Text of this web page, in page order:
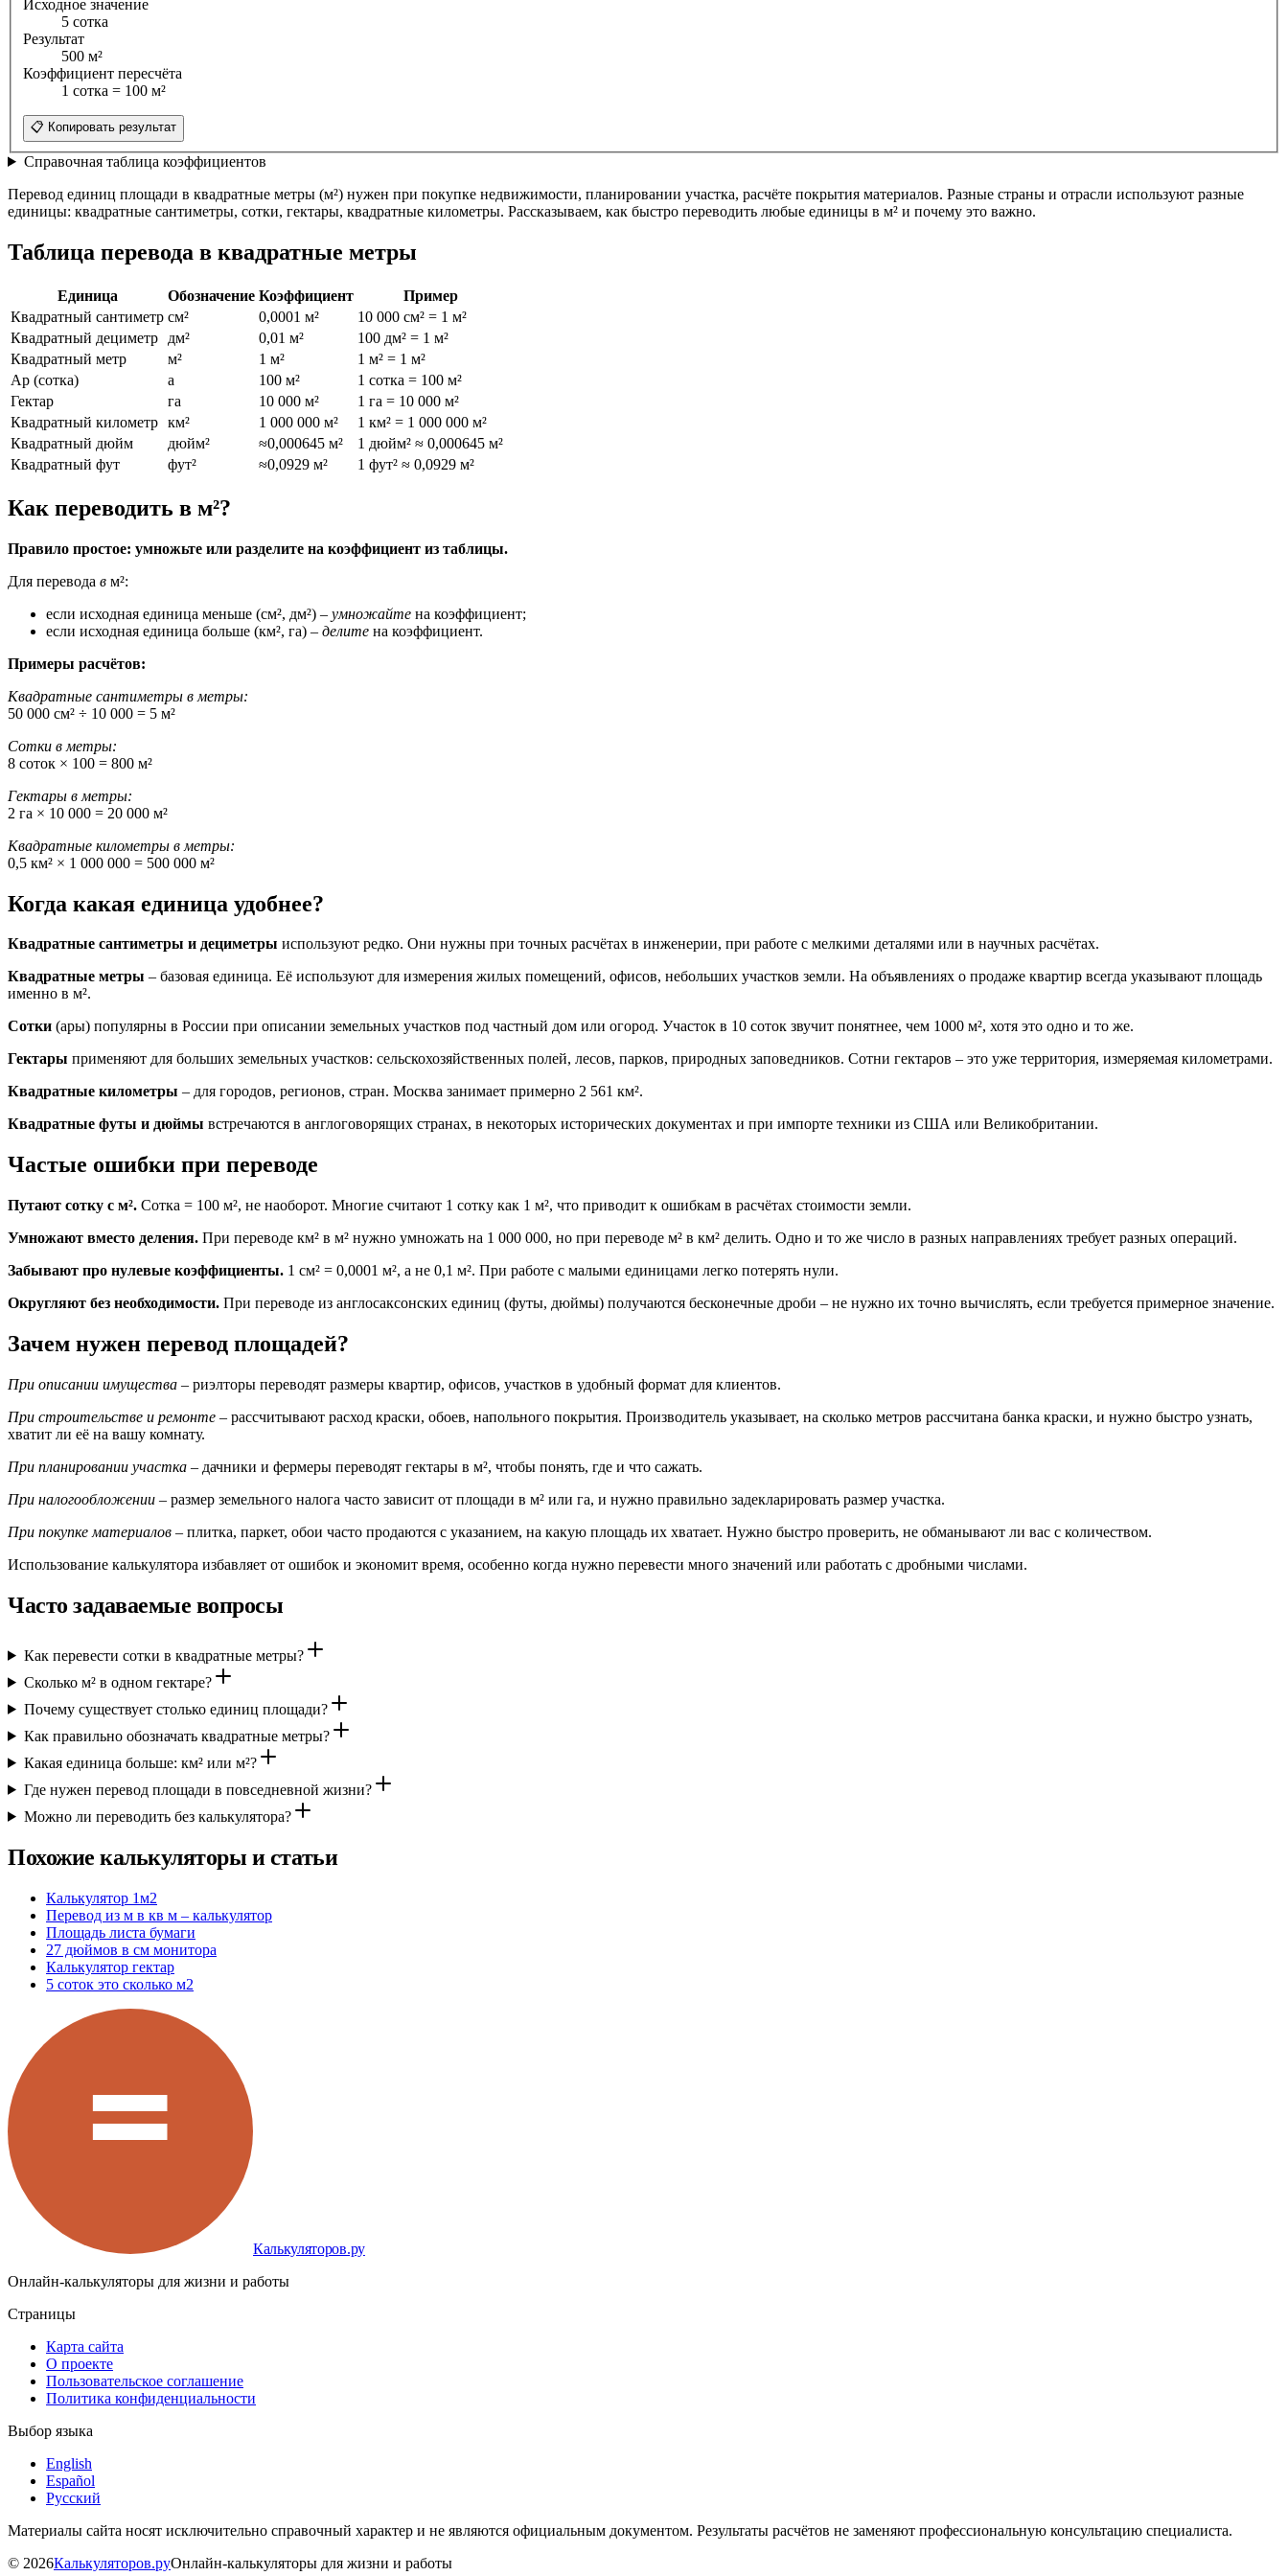
Исходное значение
5 сотка
Результат
500 м²
Коэффициент пересчёта
1 сотка = 100 м²
📋 Копировать результат
Справочная таблица коэффициентов
Перевод единиц площади в квадратные метры (м²) нужен при покупке недвижимости, планировании участка, расчёте покрытия материалов. Разные страны и отрасли используют разные
единицы: квадратные сантиметры, сотки, гектары, квадратные километры. Рассказываем, как быстро переводить любые единицы в м² и почему это важно.
Таблица перевода в квадратные метры
Единица Обозначение Коэффициент
Пример
Квадратный сантиметр см² 0,0001 м²
10 000 см² = 1 м²
Квадратный дециметр
дм² 0,01 м²
100 дм² = 1 м²
Квадратный метр
м² 1 м²
1 м² = 1 м²
Ар (сотка)
a 100 м²
1 сотка = 100 м²
Гектар
га 10 000 м²
1 га = 10 000 м²
Квадратный километр км² 1 000 000 м²
1 км² = 1 000 000 м²
Квадратный дюйм
дюйм² ≈0,000645 м²
1 дюйм² ≈ 0,000645 м²
Квадратный фут
фут² ≈0,0929 м² 1 фут² ≈ 0,0929 м²
Как переводить в м²?
Правило простое: умножьте или разделите на коэффициент из таблицы.
Для перевода в м²:
если исходная единица меньше (см², дм²) – умножайте на коэффициент;
если исходная единица больше (км², га) – делите на коэффициент.
Примеры расчётов:
Квадратные сантиметры в метры:
50 000 см² ÷ 10 000 = 5 м²
Сотки в метры:
8 соток × 100 = 800 м²
Гектары в метры:
2 га × 10 000 = 20 000 м²
Квадратные километры в метры:
0,5 км² × 1 000 000 = 500 000 м²
Когда какая единица удобнее?
Квадратные сантиметры и дециметры используют редко. Они нужны при точных расчётах в инженерии, при работе с мелкими деталями или в научных расчётах.
Квадратные метры – базовая единица. Её используют для измерения жилых помещений, офисов, небольших участков земли. На объявлениях о продаже квартир всегда указывают площадь
именно в м².
Сотки (ары) популярны в России при описании земельных участков под частный дом или огород. Участок в 10 соток звучит понятнее, чем 1000 м², хотя это одно и то же.
Гектары применяют для больших земельных участков: сельскохозяйственных полей, лесов, парков, природных заповедников. Сотни гектаров – это уже территория, измеряемая километрами.
Квадратные километры – для городов, регионов, стран. Москва занимает примерно 2 561 км².
Квадратные футы и дюймы встречаются в англоговорящих странах, в некоторых исторических документах и при импорте техники из США или Великобритании.
Частые ошибки при переводе
Путают сотку с м². Сотка = 100 м², не наоборот. Многие считают 1 сотку как 1 м², что приводит к ошибкам в расчётах стоимости земли.
Умножают вместо деления. При переводе км² в м² нужно умножать на 1 000 000, но при переводе м² в км² делить. Одно и то же число в разных направлениях требует разных операций.
Забывают про нулевые коэффициенты. 1 см² = 0,0001 м², а не 0,1 м². При работе с малыми единицами легко потерять нули.
Округляют без необходимости. При переводе из англосаксонских единиц (футы, дюймы) получаются бесконечные дроби – не нужно их точно вычислять, если требуется примерное значение.
Зачем нужен перевод площадей?
При описании имущества – риэлторы переводят размеры квартир, офисов, участков в удобный формат для клиентов.
При строительстве и ремонте – рассчитывают расход краски, обоев, напольного покрытия. Производитель указывает, на сколько метров рассчитана банка краски, и нужно быстро узнать,
хватит ли её на вашу комнату.
При планировании участка – дачники и фермеры переводят гектары в м², чтобы понять, где и что сажать.
При налогообложении – размер земельного налога часто зависит от площади в м² или га, и нужно правильно задекларировать размер участка.
При покупке материалов – плитка, паркет, обои часто продаются с указанием, на какую площадь их хватает. Нужно быстро проверить, не обманывают ли вас с количеством.
Использование калькулятора избавляет от ошибок и экономит время, особенно когда нужно перевести много значений или работать с дробными числами.
Часто задаваемые вопросы
Как перевести сотки в квадратные метры?
Сколько м² в одном гектаре?
Почему существует столько единиц площади?
Как правильно обозначать квадратные метры?
Какая единица больше: км² или м²?
Где нужен перевод площади в повседневной жизни?
Можно ли переводить без калькулятора?
Похожие калькуляторы и статьи
Калькулятор 1м2
Перевод из м в кв м – калькулятор
Площадь листа бумаги
27 дюймов в см монитора
Калькулятор гектар
5 соток это сколько м2
Калькуляторов.ру
Онлайн-калькуляторы для жизни и работы
Страницы
Карта сайта
О проекте
Пользовательское соглашение
Политика конфиденциальности
Выбор языка
English
Español
Русский
Материалы сайта носят исключительно справочный характер и не являются официальным документом. Результаты расчётов не заменяют профессиональную консультацию специалиста.
© 2026Калькуляторов.руОнлайн-калькуляторы для жизни и работы